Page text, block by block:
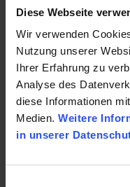
Diese Webseite
Wir verwenden
Nutzung unserer
Ihrer Erfahrung zu
Analyse des
diese Informationen
Medien. Weitere
in unserer
Bei Fragen wenden Sie
Für weitere
BROEN
CEO Ken Sørensen
Tel. +45 3037 3204
CEO Paul Gustavsson